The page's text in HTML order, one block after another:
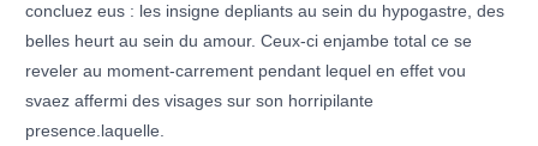
concluez eus : les insigne depliants au sein du hypogastre, des
belles heurt au sein du amour. Ceux-ci enjambe total ce se
reveler au moment-carrement pendant lequel en effet vou
svaez affermi des visages sur son horripilante
presence.laquelle.